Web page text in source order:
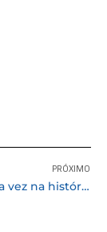
PRÓXIMO
Pela primeira vez na história, uma mulher assume o comando da Guarda Civil de Cotia